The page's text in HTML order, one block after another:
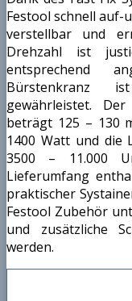
Festool schnell auf-
verstellbar und
Drehzahl ist
entsprechend
Bürstenkranz
gewährleistet.
beträgt 125 – 130
1400 Watt und die
3500 – 11.000
Lieferumfang
praktischer
Festool Zubehör
und zusätzliche
werden.